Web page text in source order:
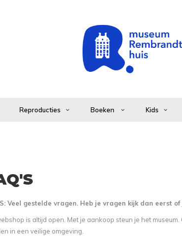
Reproducties Boeken Kids
Veel gestelde vragen. Heb je vragen kijk dan eerst
is altijd open. Met je aankoop steun je het
in een veilige omgeving.